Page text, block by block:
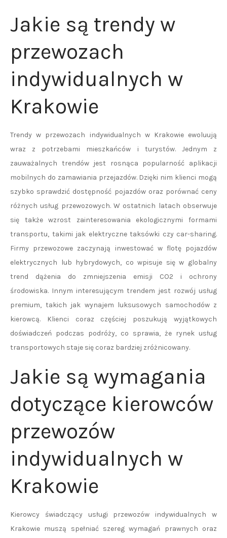
Jakie są trendy w
przewozach
indywidualnych w
Krakowie
Trendy w przewozach indywidualnych w Krakowie ewoluują
wraz z potrzebami mieszkańców i turystów. Jednym z
zauważalnych trendów jest rosnąca popularność aplikacji
mobilnych do zamawiania przejazdów. Dzięki nim klienci mogą
szybko sprawdzić dostępność pojazdów oraz porównać ceny
różnych usług przewozowych. W ostatnich latach obserwuje
się także wzrost zainteresowania ekologicznymi formami
transportu, takimi jak elektryczne taksówki czy car-sharing.
Firmy przewozowe zaczynają inwestować w flotę pojazdów
elektrycznych lub hybrydowych, co wpisuje się w globalny
trend dążenia do zmniejszenia emisji CO2 i ochrony
środowiska. Innym interesującym trendem jest rozwój usług
premium, takich jak wynajem luksusowych samochodów z
kierowcą. Klienci coraz częściej poszukują wyjątkowych
doświadczeń podczas podróży, co sprawia, że rynek usług
transportowych staje się coraz bardziej zróżnicowany.
Jakie są wymagania
dotyczące kierowców
przewozów
indywidualnych w
Krakowie
Kierowcy świadczący usługi przewozów indywidualnych w
Krakowie muszą spełniać szereg wymagań prawnych oraz